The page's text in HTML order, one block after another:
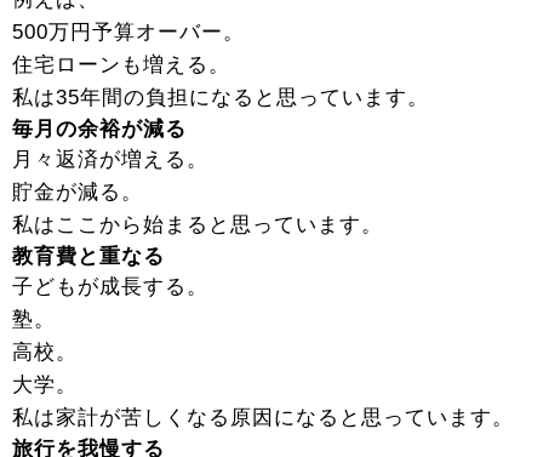
500万円予算オーバー。
住宅ローンも増える。
私は35年間の負担になると思っています。
毎月の余裕が減る
月々返済が増える。
貯金が減る。
私はここから始まると思っています。
教育費と重なる
子どもが成長する。
塾。
高校。
大学。
私は家計が苦しくなる原因になると思っています。
旅行を我慢する